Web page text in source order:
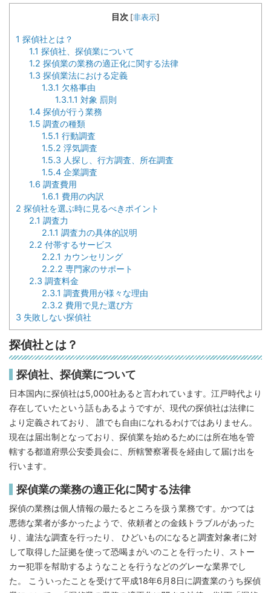
目次 [非表示]
1 探偵社とは？
1.1 探偵社、探偵業について
1.2 探偵業の業務の適正化に関する法律
1.3 探偵業法における定義
1.3.1 欠格事由
1.3.1.1 対象 罰則
1.4探偵が行う業務
1.5 調査の種類
1.5.1 行動調査
1.5.2 浮気調査
1.5.3 人探し、行方調査、所在調査
1.5.4 企業調査
1.6 調査費用
1.6.1 費用の内訳
2 探偵社を選ぶ時に見るべきポイント
2.1 調査力
2.1.1 調査力の具体的説明
2.2 付帯するサービス
2.2.1 カウンセリング
2.2.2 専門家のサポート
2.3 調査料金
2.3.1 調査費用が様々な理由
2.3.2 費用で見た選び方
3 失敗しない探偵社
探偵社とは？
探偵社、探偵業について
日本国内に探偵社は5,000社あると言われています。江戸時代より
存在していたという話もあるようですが、現代の探偵社は法律に
より定義されており、 誰でも自由になれるわけではありません。
現在は届出制となっており、探偵業を始めるためには所在地を管
轄する都道府県公安委員会に、所轄警察署長を経由して届け出を
行います。
探偵業の業務の適正化に関する法律
探偵の業務は個人情報の最たるところを扱う業務です。かつては
悪徳な業者が多かったようで、依頼者との金銭トラブルがあった
り、違法な調査を行ったり、 ひどいものになると調査対象者に対
して取得した証拠を使って恐喝まがいのことを行ったり、ストー
カー犯罪を幇助するようなことを行うなどのグレーな業界でし
た。 こういったことを受けて平成18年6月8日に調査業のうち探偵